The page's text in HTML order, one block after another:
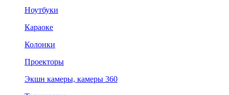
Ноутбуки
Караоке
Колонки
Проекторы
Экшн камеры, камеры 360